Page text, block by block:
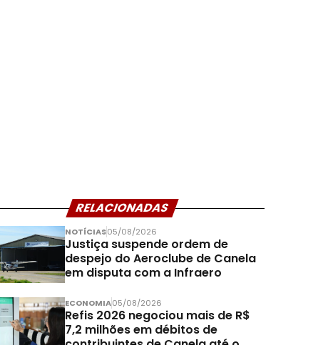
RELACIONADAS
NOTÍCIAS05/08/2026
Justiça suspende ordem de
despejo do Aeroclube de Canela
em disputa com a Infraero
ECONOMIA05/08/2026
Refis 2026 negociou mais de R$
7,2 milhões em débitos de